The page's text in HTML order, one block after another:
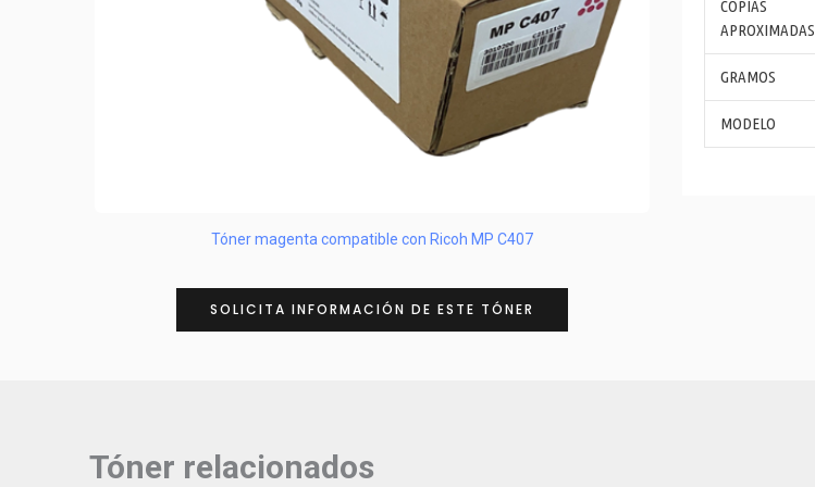
Tóner magenta compatible con Ricoh MP C407
SOLICITA INFORMACIÓN DE ESTE TÓNER
COPIAS
APROXIMADAS
GRAMOS
MODELO
Tóner relacionados